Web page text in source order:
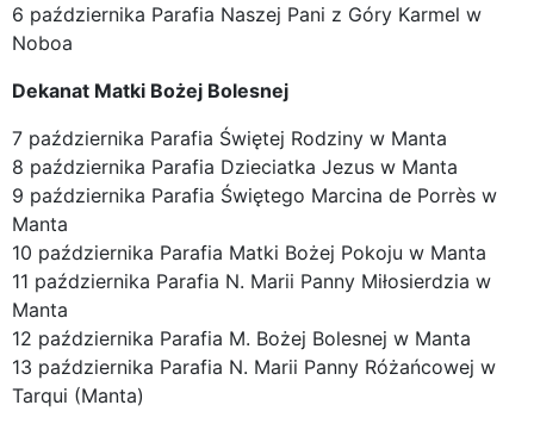
6 października Parafia Naszej Pani z Góry Karmel w
Noboa
Dekanat Matki Bożej Bolesnej
7 października Parafia Świętej Rodziny w Manta
8 października Parafia Dzieciatka Jezus w Manta
9 października Parafia Świętego Marcina de Porrès w
Manta
10 października Parafia Matki Bożej Pokoju w Manta
11 października Parafia N. Marii Panny Miłosierdzia w
Manta
12 października Parafia M. Bożej Bolesnej w Manta
13 października Parafia N. Marii Panny Różańcowej w
Tarqui (Manta)